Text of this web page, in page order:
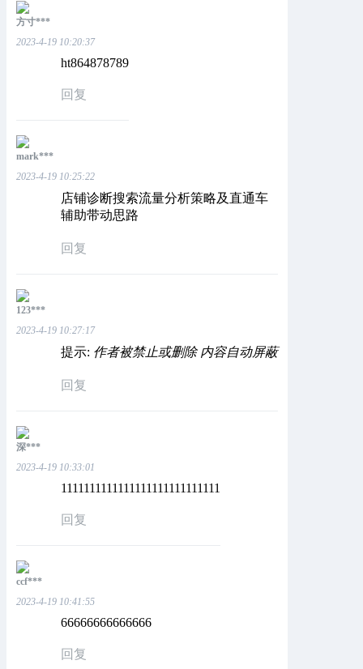
方寸***
2023-4-19 10:20:37
ht864878789
回复
mark***
2023-4-19 10:25:22
店铺诊断搜索流量分析策略及直通车
辅助带动思路
回复
123***
2023-4-19 10:27:17
提示: 作者被禁止或删除 内容自动屏蔽
回复
深***
2023-4-19 10:33:01
1111111111111111111111111111
回复
ccf***
2023-4-19 10:41:55
66666666666666
回复